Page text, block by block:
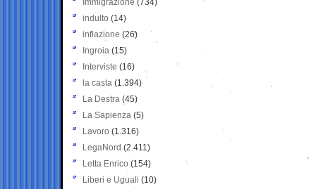
Immigrazione (734)
indulto (14)
inflazione (26)
Ingroia (15)
Interviste (16)
la casta (1.394)
La Destra (45)
La Sapienza (5)
Lavoro (1.316)
LegaNord (2.411)
Letta Enrico (154)
Liberi e Uguali (10)